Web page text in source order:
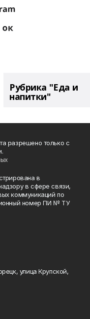
Рубрика "Еда и
напитки"
разрешено только с
в
в сфере связи,
коммуникаций по
номер ПИ № ТУ
улица Крупской,